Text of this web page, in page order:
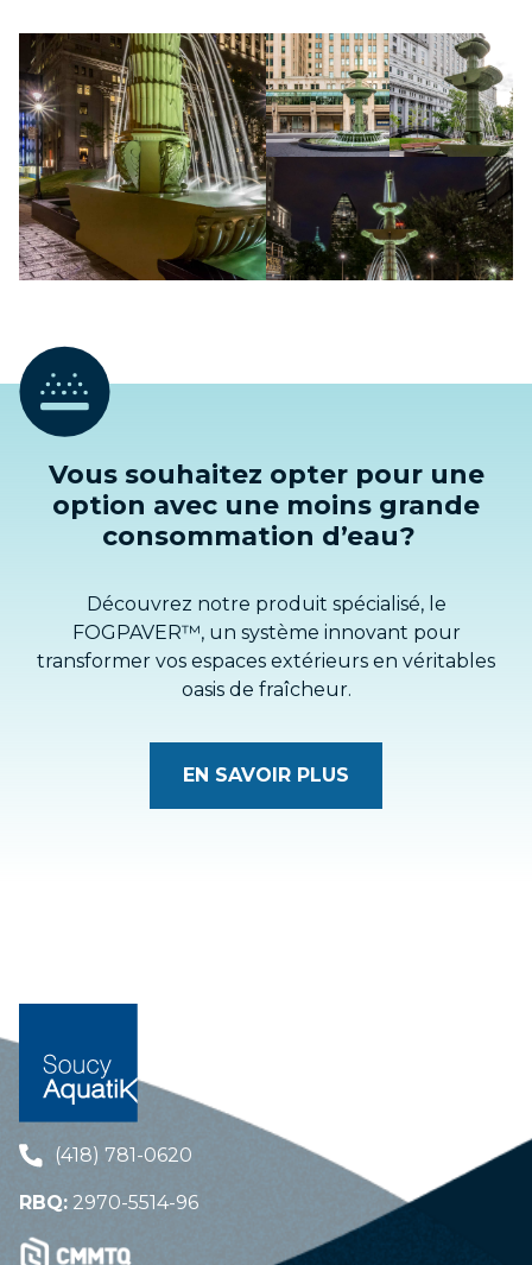
Vous souhaitez opter pour une
option avec une moins grande
consommation d’eau?
Découvrez notre produit spécialisé, le
FOGPAVER™, un système innovant pour
transformer vos espaces extérieurs en véritables
oasis de fraîcheur.
EN SAVOIR PLUS
(418) 781-0620
RBQ: 2970-5514-96